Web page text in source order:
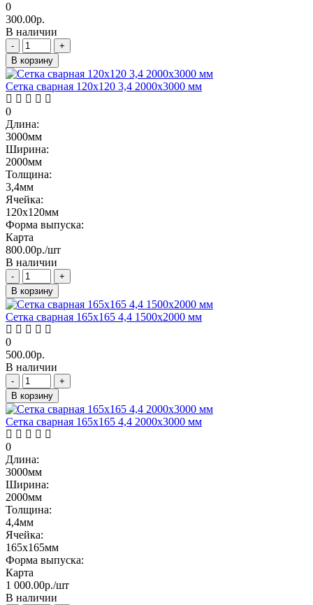
0
300.00р.
В наличии
-
+
В корзину
Сетка сварная 120х120 3,4 2000х3000 мм
0
Длина:
3000мм
Ширина:
2000мм
Толщина:
3,4мм
Ячейка:
120х120мм
Форма выпуска:
Карта
800.00р./шт
В наличии
-
+
В корзину
Сетка сварная 165х165 4,4 1500х2000 мм
0
500.00р.
В наличии
-
+
В корзину
Сетка сварная 165х165 4,4 2000х3000 мм
0
Длина:
3000мм
Ширина:
2000мм
Толщина:
4,4мм
Ячейка:
165х165мм
Форма выпуска:
Карта
1 000.00р./шт
В наличии